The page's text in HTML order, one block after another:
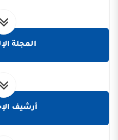
المجلة
أرشيف